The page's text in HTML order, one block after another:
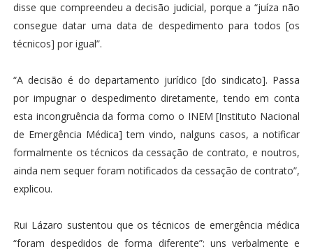
disse que compreendeu a decisão judicial, porque a “juíza não
consegue datar uma data de despedimento para todos [os
técnicos] por igual”.
“A decisão é do departamento jurídico [do sindicato]. Passa
por impugnar o despedimento diretamente, tendo em conta
esta incongruência da forma como o INEM [Instituto Nacional
de Emergência Médica] tem vindo, nalguns casos, a notificar
formalmente os técnicos da cessação de contrato, e noutros,
ainda nem sequer foram notificados da cessação de contrato”,
explicou.
Rui Lázaro sustentou que os técnicos de emergência médica
“foram despedidos de forma diferente”: uns verbalmente e